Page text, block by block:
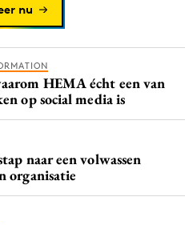
nu
HEMA écht een van
op social media is
naar een volwassen
organisatie